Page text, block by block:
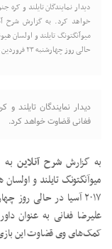
دیدار نمایندگان تایلند و
خواهد کرد. به گزارش شرح
حالی روز چهارشنبه ۲۳ فروردین ماه ۹۶۶ […]
دیدار نمایندگان تایلند
فغانی قضاوت خواهد کرد.
به گزارششرح آنلاینبه
علیرضا فغانی به عنوان
کمک‌های وی قضاوت این بازی